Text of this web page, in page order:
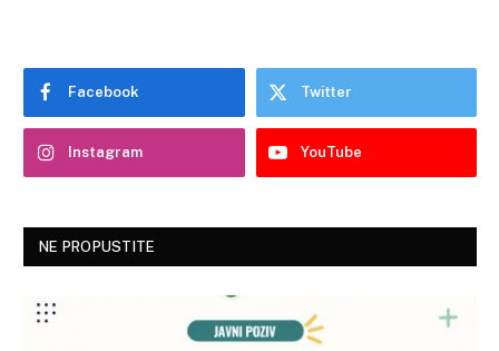
Facebook Twitter
Instagram YouTube
NE PROPUSTITE